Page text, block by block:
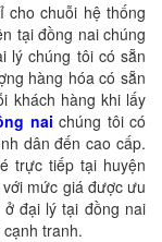
cho chuỗi hệ thống
tại đồng nai chúng
lý chúng tôi có sẵn
hàng hóa có sẵn
khách hàng khi lấy
nai chúng tôi có
dân đến cao cấp.
trực tiếp tại huyện
mức giá được ưu
đại lý tại đồng nai
tranh.